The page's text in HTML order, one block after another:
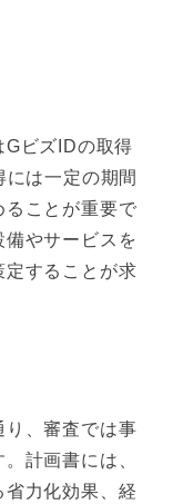
GビズIDの取得
は一定の期間
ることが重要で
やサービスを
定することが求
り、審査では事
計画書には、
力化効果、経